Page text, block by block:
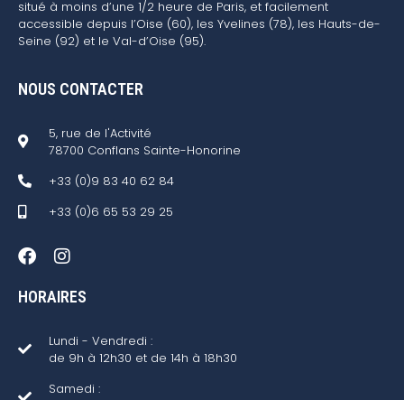
situé à moins d’une 1/2 heure de Paris, et facilement
accessible depuis l’Oise (60), les Yvelines (78), les Hauts-de-
Seine (92) et le Val-d’Oise (95).
NOUS CONTACTER
5, rue de l'Activité
78700 Conflans Sainte-Honorine
+33 (0)9 83 40 62 84
+33 (0)6 65 53 29 25
HORAIRES
Lundi - Vendredi :
de 9h à 12h30 et de 14h à 18h30
Samedi :